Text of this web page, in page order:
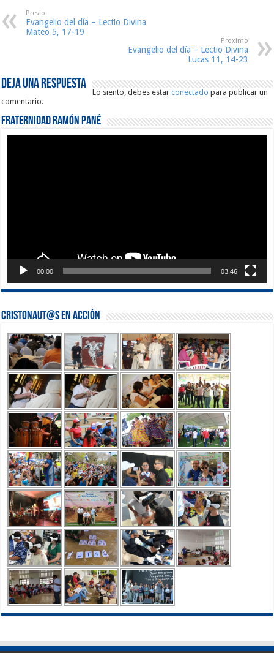
Previo
Evangelio del día – Lectio Divina
Mateo 5, 17-19
Proximo
Evangelio del día – Lectio Divina
Lucas 11, 14-23
Deja una respuesta
Lo siento, debes estarconectado para publicar un
comentario.
Fraternidad Ramón Pané
00:00 03:46
Cristonaut@s en Acción